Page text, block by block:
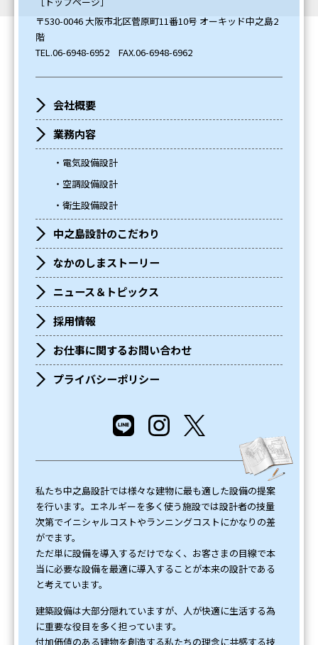
〒530-0046 大阪市北区菅原町11番10号 オーキッド中之島2
階
TEL.06-6948-6952 FAX.06-6948-6962
会社概要
業務内容
電気設備設計
空調設備設計
衛生設備設計
中之島設計のこだわり
なかのしまストーリー
ニュース＆トピックス
採用情報
お仕事に関するお問い合わせ
プライバシーポリシー
私たち中之島設計では様々な建物に最も適した設備の提案
を行います。エネルギーを多く使う施設では設計者の技量
次第でイニシャルコストやランニングコストにかなりの差
がでます。
ただ単に設備を導入するだけでなく、お客さまの目線で本
当に必要な設備を最適に導入することが本来の設計である
と考えています。
建築設備は大部分隠れていますが、人が快適に生活する為
に重要な役目を多く担っています。
付加価値のある建物を創造する私たちの理念に共感する技